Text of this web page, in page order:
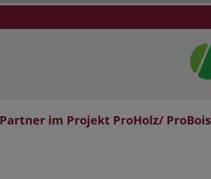
Partner im Projekt ProHolz/ ProBois